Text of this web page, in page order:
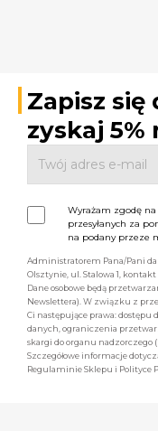
Zapisz
zyskaj 5%
Wyrażam zgodę
przesyłanych za
na podany przeze
Administratorem Pana/Pani
Olsztynie, ul. Stalowa 1,
Dane osobowe będą
Newslettera). W związku z
Ci następujące prawa: dostępu
danych, ograniczenia
skargi do organu nadzorczego
Szczegółowe informacje
Regulaminie Sklepu i Polityce